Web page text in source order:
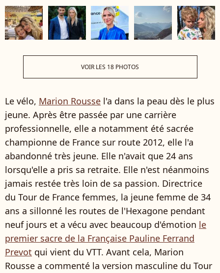
VOIR LES 18 PHOTOS
Le vélo, Marion Rousse l'a dans la peau dès le plus
jeune. Après être passée par une carrière
professionnelle, elle a notamment été sacrée
championne de France sur route 2012, elle l'a
abandonné très jeune. Elle n'avait que 24 ans
lorsqu'elle a pris sa retraite. Elle n'est néanmoins
jamais restée très loin de sa passion. Directrice
du Tour de France femmes, la jeune femme de 34
ans a sillonné les routes de l'Hexagone pendant
neuf jours et a vécu avec beaucoup d'émotion le
premier sacre de la Française Pauline Ferrand
Prevot qui vient du VTT. Avant cela, Marion
Rousse a commenté la version masculine du Tour